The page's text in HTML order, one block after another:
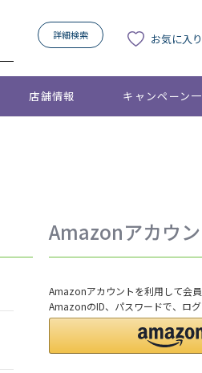
詳細検索 お気に入り
店舗情報 キャンペーン
Amazonアカウ
Amazonアカウントを利用して会員
AmazonのID、パスワードで、ログ